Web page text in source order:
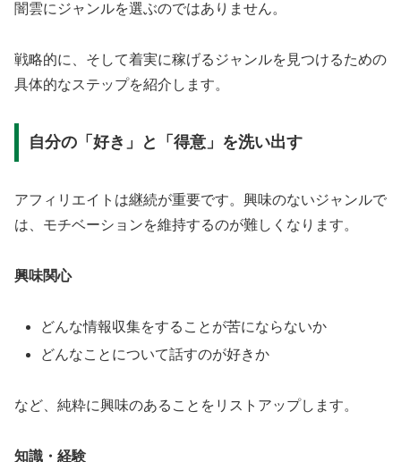
闇雲にジャンルを選ぶのではありません。
戦略的に、そして着実に稼げるジャンルを見つけるための
具体的なステップを紹介します。
自分の「好き」と「得意」を洗い出す
アフィリエイトは継続が重要です。興味のないジャンルで
は、モチベーションを維持するのが難しくなります。
興味関心
どんな情報収集をすることが苦にならないか
どんなことについて話すのが好きか
など、純粋に興味のあることをリストアップします。
知識・経験